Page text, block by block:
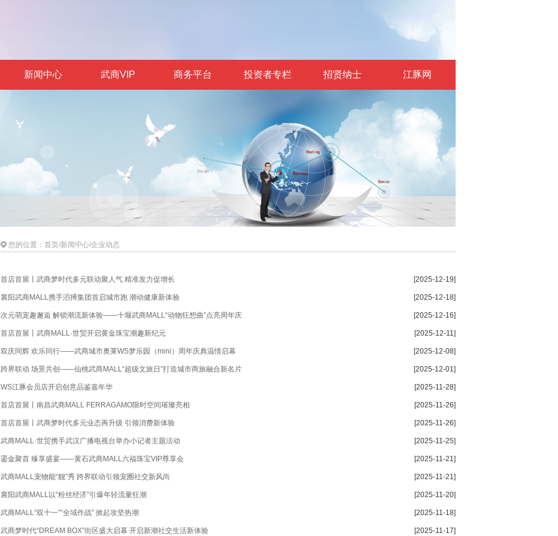
新闻中心 武商VIP 商务平台 投资者专栏 招贤纳士 江豚网
您的位置： 首页/新闻中心/企业动态
[2025-12-19]
首店首展丨武商梦时代多元联动聚人气 精准发力促增长
[2025-12-18]
襄阳武商MALL携手滔搏集团首启城市跑 潮动健康新体验
[2025-12-16]
次元萌宠趣邂逅 解锁潮流新体验——十堰武商MALL“动物狂想曲”点亮周年庆
[2025-12-11]
首店首展丨武商MALL·世贸开启黄金珠宝潮趣新纪元
[2025-12-08]
双庆同辉 欢乐同行——武商城市奥莱WS梦乐园（mini）周年庆典温情启幕
[2025-12-01]
跨界联动 场景共创——仙桃武商MALL“超级文旅日”打造城市商旅融合新名片
[2025-11-28]
WS江豚会员店开启创意品鉴嘉年华
[2025-11-26]
首店首展丨南昌武商MALL FERRAGAMO限时空间璀璨亮相
[2025-11-26]
首店首展丨武商梦时代多元业态再升级 引领消费新体验
[2025-11-25]
武商MALL·世贸携手武汉广播电视台举办小记者主题活动
[2025-11-21]
鎏金聚首 臻享盛宴——黄石武商MALL六福珠宝VIP尊享会
[2025-11-21]
武商MALL宠物能“靓”秀 跨界联动引领宠圈社交新风尚
[2025-11-20]
襄阳武商MALL以“粉丝经济”引爆年轻流量狂潮
[2025-11-18]
武商MALL“双十一”“全域作战” 掀起攻坚热潮
[2025-11-17]
武商梦时代“DREAM BOX”街区盛大启幕 开启新潮社交生活新体验